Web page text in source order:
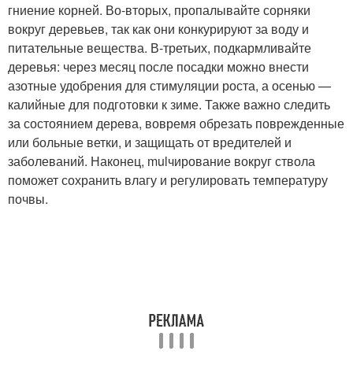
гниение корней. Во-вторых, пропалывайте сорняки
вокруг деревьев, так как они конкурируют за воду и
питательные вещества. В-третьих, подкармливайте
деревья: через месяц после посадки можно внести
азотные удобрения для стимуляции роста, а осенью —
калийные для подготовки к зиме. Также важно следить
за состоянием дерева, вовремя обрезать поврежденные
или больные ветки, и защищать от вредителей и
заболеваний. Наконец, mulчирование вокруг ствола
поможет сохранить влагу и регулировать температуру
почвы.